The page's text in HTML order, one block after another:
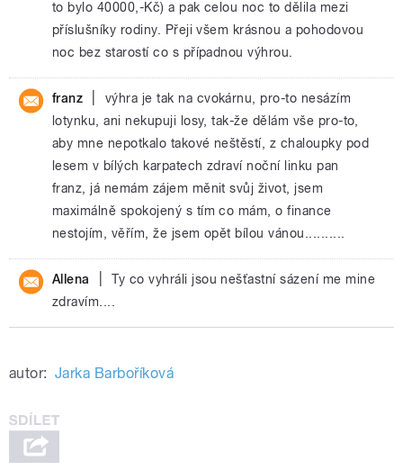
to bylo 40000,-Kč) a pak celou noc to dělila mezi
příslušníky rodiny. Přeji všem krásnou a pohodovou
noc bez starostí co s případnou výhrou.
franz
výhra je tak na cvokárnu, pro-to nesázím
lotynku, ani nekupuji losy, tak-že dělám vše pro-to,
aby mne nepotkalo takové neštěstí, z chaloupky pod
lesem v bílých karpatech zdraví noční linku pan
franz, já nemám zájem měnit svůj život, jsem
maximálně spokojený s tím co mám, o finance
nestojím, věřím, že jsem opět bílou vánou..........
Allena
Ty co vyhráli jsou nešťastní sázení me mine
zdravím....
autor: Jarka Barboříková